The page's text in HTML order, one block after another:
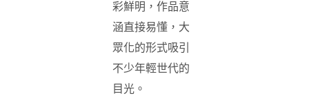
彩鮮明，作品意
涵直接易懂，大
眾化的形式吸引
不少年輕世代的
目光。